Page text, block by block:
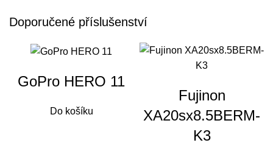
Doporučené příslušenství
GoPro HERO 11
Do košíku
Fujinon
XA20sx8.5BERM-
K3